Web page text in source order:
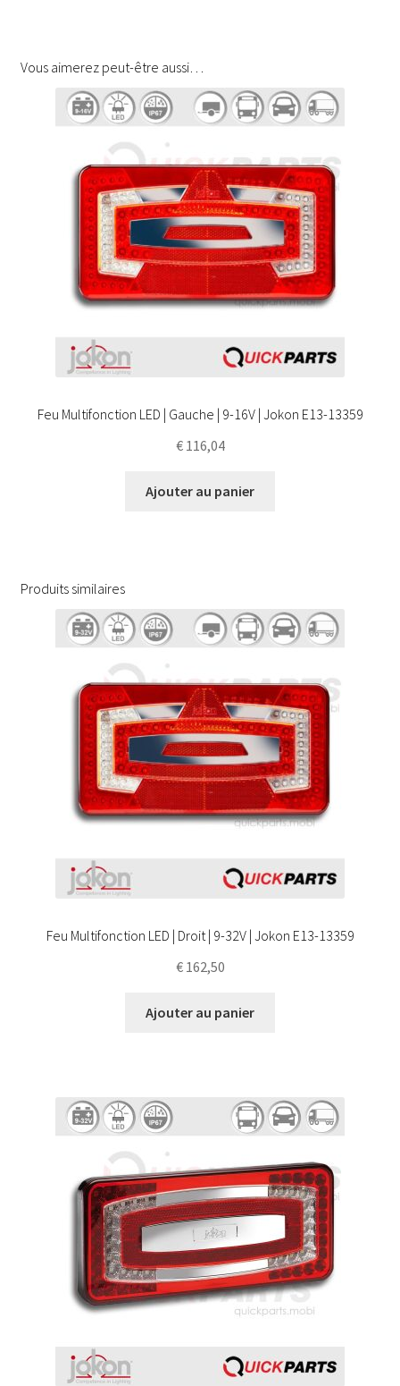
Vous aimerez peut-être aussi…
Feu Multifonction LED | Gauche | 9-16V | Jokon E13-13359
€116,04
Ajouter au panier
Produits similaires
Feu Multifonction LED | Droit | 9-32V | Jokon E13-13359
€162,50
Ajouter au panier